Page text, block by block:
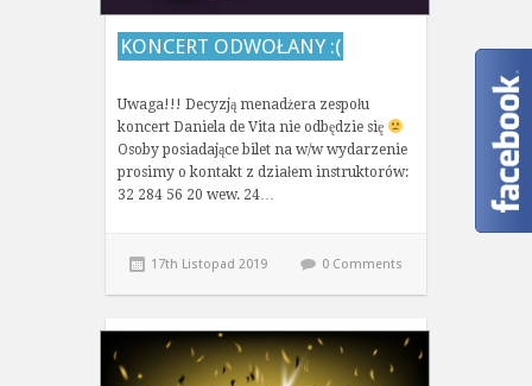
KONCERT ODWOŁANY :(
Uwaga!!! Decyzją menadżera zespołu
koncert Daniela de Vita nie odbędzie się
Osoby posiadające bilet na w/w wydarzenie
prosimy o kontakt z działem instruktorów:
32 284 56 20 wew. 24…
17th Listopad 2019 0 Comments